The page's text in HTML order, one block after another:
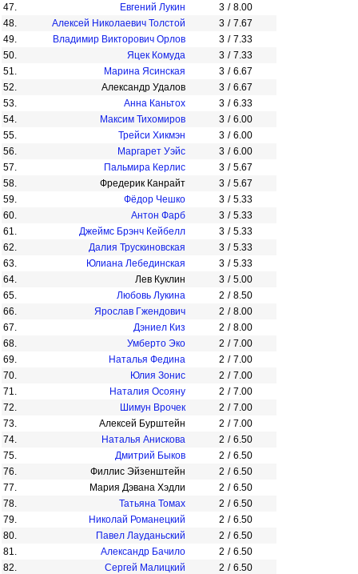
47.
Евгений Лукин 3 / 8.00
48.
Алексей Николаевич Толстой 3 / 7.67
49.
Владимир Викторович Орлов 3 / 7.33
50.
Яцек Комуда 3 / 7.33
51.
Марина Ясинская 3 / 6.67
52.
Александр Удалов 3 / 6.67
53.
Анна Каньтох 3 / 6.33
54.
Максим Тихомиров 3 / 6.00
55.
Трейси Хикмэн 3 / 6.00
56.
Маргарет Уэйс 3 / 6.00
57.
Пальмира Керлис 3 / 5.67
58.
Фредерик Канрайт 3 / 5.67
59.
Фёдор Чешко 3 / 5.33
60.
Антон Фарб 3 / 5.33
61.
Джеймс Брэнч Кейбелл 3 / 5.33
62.
Далия Трускиновская 3 / 5.33
63.
Юлиана Лебединская 3 / 5.33
64.
Лев Куклин 3 / 5.00
65.
Любовь Лукина 2 / 8.50
66.
Ярослав Гжендович 2 / 8.00
67.
Дэниел Киз 2 / 8.00
68.
Умберто Эко 2 / 7.00
69.
Наталья Федина 2 / 7.00
70.
Юлия Зонис 2 / 7.00
71.
Наталия Осояну 2 / 7.00
72.
Шимун Врочек 2 / 7.00
73.
Алексей Бурштейн 2 / 7.00
74.
Наталья Анискова 2 / 6.50
75.
Дмитрий Быков 2 / 6.50
76.
Филлис Эйзенштейн 2 / 6.50
77.
Мария Дэвана Хэдли 2 / 6.50
78.
Татьяна Томах 2 / 6.50
79.
Николай Романецкий 2 / 6.50
80.
Павел Лауданьский 2 / 6.50
81.
Александр Бачило 2 / 6.50
82.
Сергей Малицкий 2 / 6.50